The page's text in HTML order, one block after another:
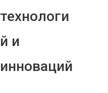
технологи
й и
инноваций